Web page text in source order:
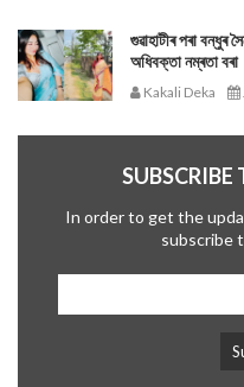
গুৱাহাটীৰ পৰা
অধিবক্তা নম্ৰতা বৰা
Kakali Deka
SUBSCRIBE
In order to get the
subscribe